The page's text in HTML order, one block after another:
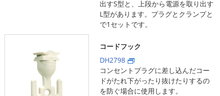
出すS型と、上段から電源を取り出す
L型があります。プラグとクランプと
で1セットです。
コードフック
DH2798
コンセントプラグに差し込んだコー
ドがたれ下がったり抜けたりするの
を防ぐ場合に使用します。